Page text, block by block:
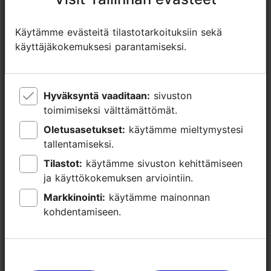
Lähellä olevia paikkoja
Julkinen liikenne
Viron
Käytämme evästeitä tilastotarkoituksiin sekä
käyttäjäkokemuksesi parantamiseksi.
Hyväksyntä vaaditaan:
toimimiseksi välttämättömät.
Oletusasetukset:
tallentamiseksi.
Tilastot:
ja käyttökokemuksen arviointiin.
Markkinointi:
kohdentamiseen.
Käytämme evästeitä tilastotarkoituksiin sekä
käyttäjäkokemuksesi parantamiseksi.
Hyväksyntä vaaditaan:
toimimiseksi välttämättömät.
Oletusasetukset:
tallentamiseksi.
Tilastot:
ja käyttökokemuksen arviointiin.
Markkinointi:
kohdentamiseen.